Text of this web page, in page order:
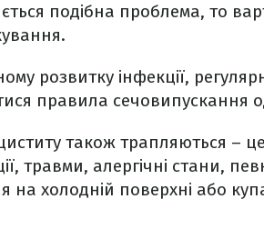
подібна проблема, то
розвитку інфекції,
правила сечовипускання
також трапляються –
травми, алергічні стани,
на холодній поверхні або